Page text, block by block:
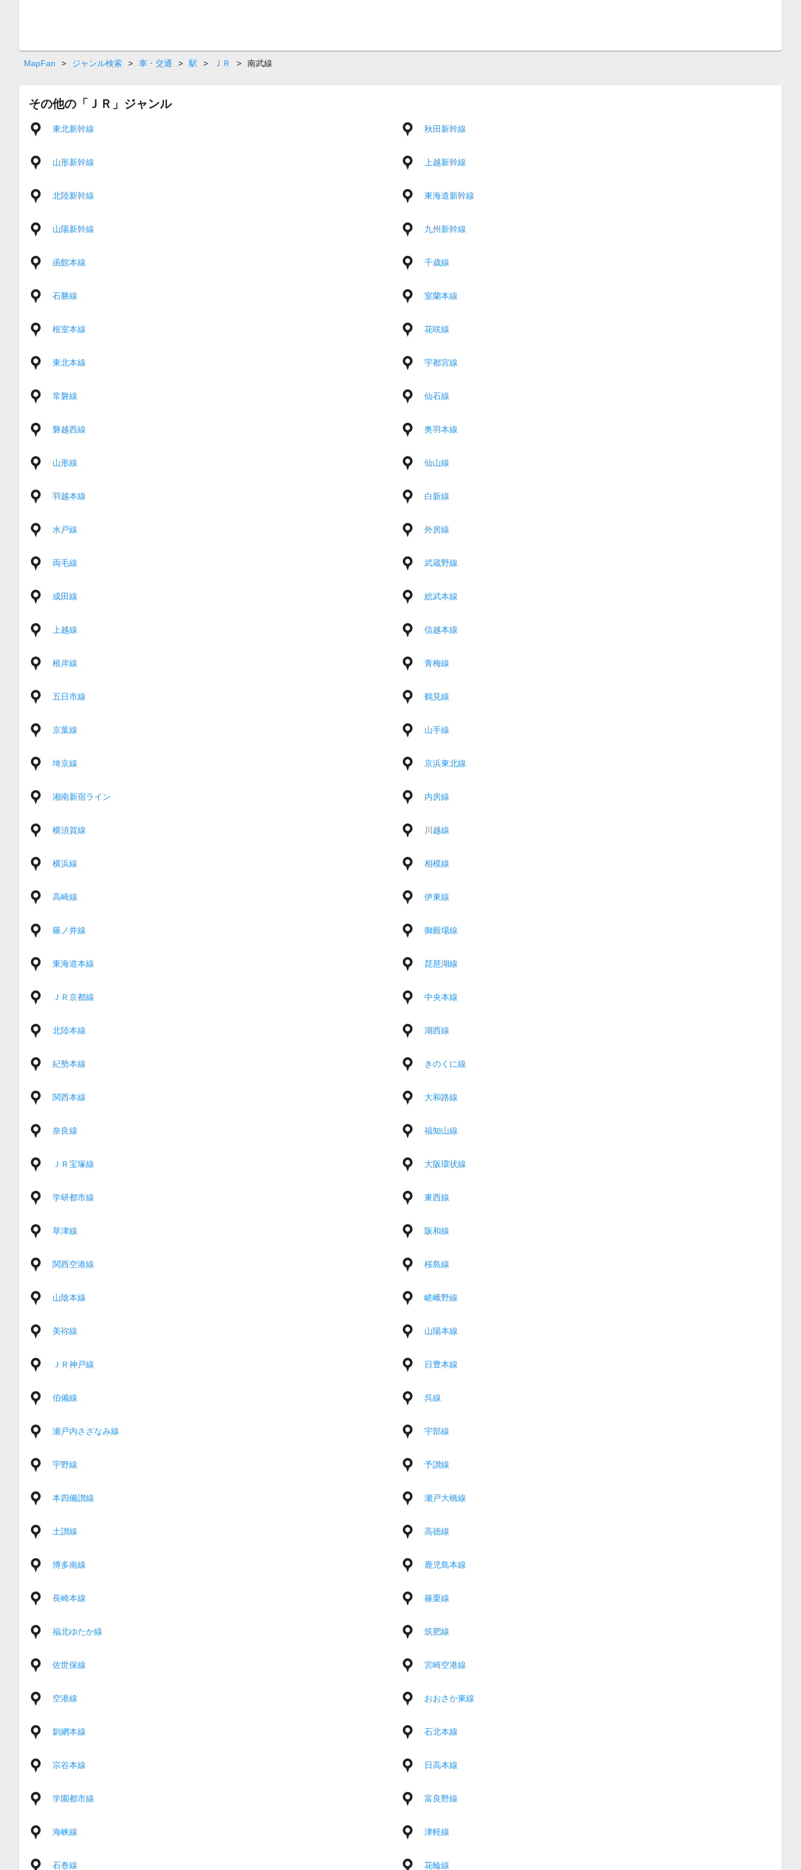
MapFan > ジャンル検索 > 車・交通 > 駅 > ＪＲ > 南武線
その他の「ＪＲ」ジャンル
東北新幹線 秋田新幹線
山形新幹線 上越新幹線
北陸新幹線 東海道新幹線
山陽新幹線 九州新幹線
函館本線 千歳線
石勝線 室蘭本線
根室本線 花咲線
東北本線 宇都宮線
常磐線 仙石線
磐越西線 奥羽本線
山形線 仙山線
羽越本線 白新線
水戸線 外房線
両毛線 武蔵野線
成田線 総武本線
上越線 信越本線
根岸線 青梅線
五日市線 鶴見線
京葉線 山手線
埼京線 京浜東北線
湘南新宿ライン 内房線
横須賀線 川越線
横浜線 相模線
高崎線 伊東線
篠ノ井線 御殿場線
東海道本線 琵琶湖線
ＪＲ京都線 中央本線
北陸本線 湖西線
紀勢本線 きのくに線
関西本線 大和路線
奈良線 福知山線
ＪＲ宝塚線 大阪環状線
学研都市線 東西線
草津線 阪和線
関西空港線 桜島線
山陰本線 嵯峨野線
美祢線 山陽本線
ＪＲ神戸線 日豊本線
伯備線 呉線
瀬戸内さざなみ線 宇部線
宇野線 予讃線
本四備讃線 瀬戸大橋線
土讃線 高徳線
博多南線 鹿児島本線
長崎本線 篠栗線
福北ゆたか線 筑肥線
佐世保線 宮崎空港線
空港線 おおさか東線
釧網本線 石北本線
宗谷本線 日高本線
学園都市線 富良野線
海峡線 津軽線
石巻線 花輪線